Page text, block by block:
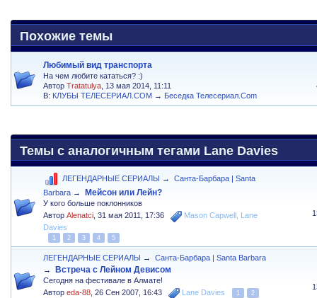
Похожие темы
Любимый вид транспорта
На чем любите кататься? :)
АвторTratatulya, 13 мая 2014, 11:11
В: КЛУБЫ ТЕЛЕСЕРИАЛ.COM → Беседка Телесериал.Com
Темы с аналогичным тегами Lane Davies
ЛЕГЕНДАРНЫЕ СЕРИАЛЫ →
Санта-Барбара | Santa
Barbara → Мейсон или Лейн?
У кого больше поклонников
АвторAlenatci,31 мая 2011, 17:36 Mason Capwell , Lane
Davies
1 2 3 4 5
ЛЕГЕНДАРНЫЕ СЕРИАЛЫ →
Санта-Барбара | Santa Barbara
→
Встреча с Лейном Девисом
Сегодня на фестивале в Алмате!
Авторeda-88,26 Сен 2007, 16:43 Lane Davies 1
2